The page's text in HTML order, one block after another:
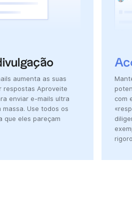
aumenta as suas
respostas Aproveite
enviar e-mails ultra
massa. Use todos os
que eles pareçam
com